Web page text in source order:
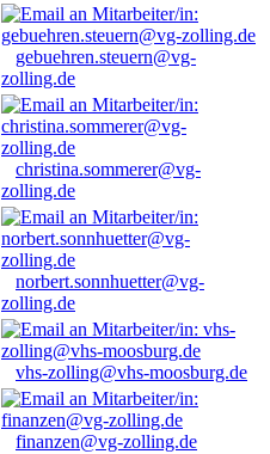
gebuehren.steuern@vg-
zolling.de
christina.sommerer@vg-
zolling.de
norbert.sonnhuetter@vg-
zolling.de
vhs-zolling@vhs-moosburg.de
finanzen@vg-zolling.de